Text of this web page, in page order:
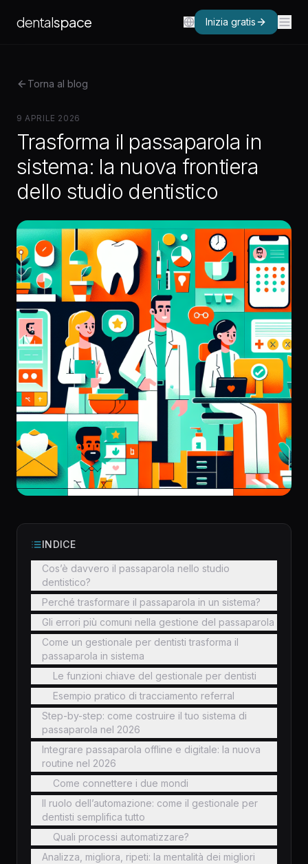
dentalspace Inizia gratis
Torna al blog
9 APRILE 2026
Trasforma il passaparola in
sistema: la nuova frontiera
dello studio dentistico
INDICE
Cos’è davvero il passaparola nello studio
dentistico?
Perché trasformare il passaparola in un sistema?
Gli errori più comuni nella gestione del passaparola
Come un gestionale per dentisti trasforma il
passaparola in sistema
Le funzioni chiave del gestionale per dentisti
Esempio pratico di tracciamento referral
Step-by-step: come costruire il tuo sistema di
passaparola nel 2026
Integrare passaparola offline e digitale: la nuova
routine nel 2026
Come connettere i due mondi
Il ruolo dell’automazione: come il gestionale per
dentisti semplifica tutto
Quali processi automatizzare?
Analizza, migliora, ripeti: la mentalità dei migliori